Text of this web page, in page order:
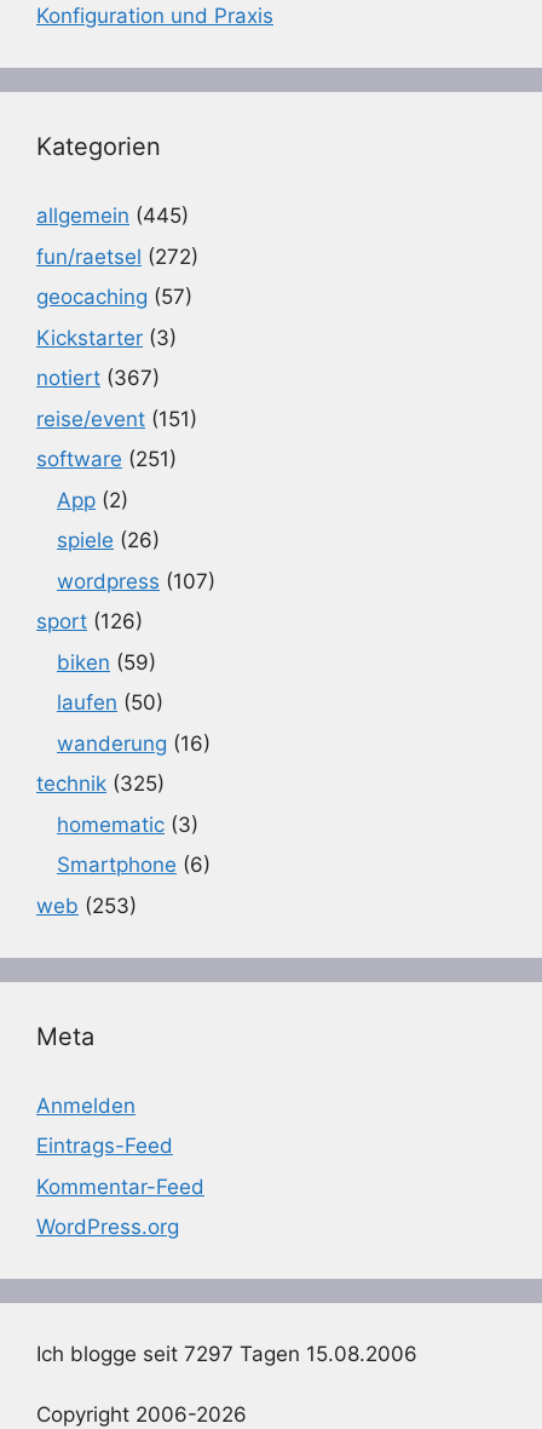
Konfiguration und Praxis
Kategorien
allgemein (445)
fun/raetsel (272)
geocaching (57)
Kickstarter (3)
notiert (367)
reise/event (151)
software (251)
App (2)
spiele (26)
wordpress (107)
sport (126)
biken (59)
laufen (50)
wanderung (16)
technik (325)
homematic (3)
Smartphone (6)
web (253)
Meta
Anmelden
Eintrags-Feed
Kommentar-Feed
WordPress.org
Ich blogge seit 7297 Tagen 15.08.2006
Copyright 2006-2026